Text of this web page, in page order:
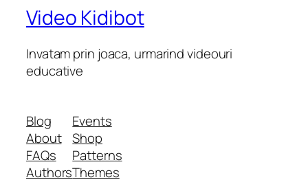
Video Kidibot
Invatam prin joaca, urmarind videouri
educative
Blog
About
FAQs
Authors
Events
Shop
Patterns
Themes